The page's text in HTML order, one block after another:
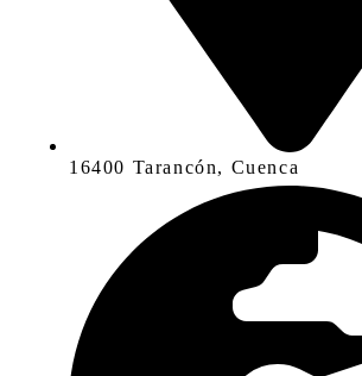
16400 Tarancón, Cuenca